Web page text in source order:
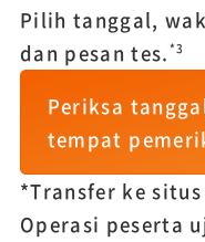
Pilih tanggal,
dan pesan tes. *3
Periksa
tempat
*Transfer ke
Operasi peserta